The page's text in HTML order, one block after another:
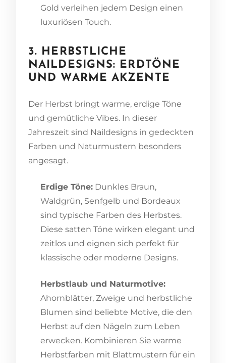
Gold verleihen jedem Design einen
luxuriösen Touch.
3. HERBSTLICHE
NAILDESIGNS: ERDTÖNE
UND WARME AKZENTE
Der Herbst bringt warme, erdige Töne
und gemütliche Vibes. In dieser
Jahreszeit sind Naildesigns in gedeckten
Farben und Naturmustern besonders
angesagt.
Erdige Töne: Dunkles Braun,
Waldgrün, Senfgelb und Bordeaux
sind typische Farben des Herbstes.
Diese satten Töne wirken elegant und
zeitlos und eignen sich perfekt für
klassische oder moderne Designs.
Herbstlaub und Naturmotive:
Ahornblätter, Zweige und herbstliche
Blumen sind beliebte Motive, die den
Herbst auf den Nägeln zum Leben
erwecken. Kombinieren Sie warme
Herbstfarben mit Blattmustern für ein